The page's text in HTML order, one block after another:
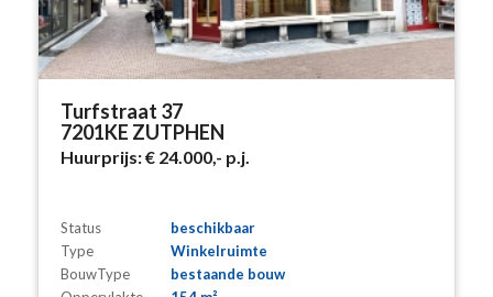
Turfstraat 37
7201KE ZUTPHEN
Huurprijs:€ 24.000,- p.j.
Status
beschikbaar
Type
Winkelruimte
BouwType
bestaande bouw